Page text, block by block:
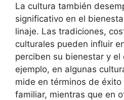
La cultura también
significativo en el
linaje. Las tradiciones,
culturales pueden influir
perciben su bienestar y el
ejemplo, en algunas
mide en términos de
familiar, mientras que en